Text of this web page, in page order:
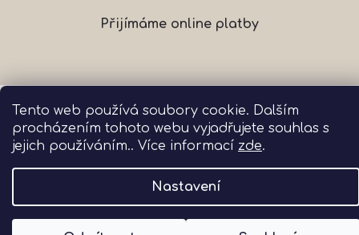
Tento web používá soubory cookie. Dalším
procházením tohoto webu vyjadřujete souhlas s
jejich používáním.. Více informací zde.
Nastavení
Přijímáme online platby
Vytvořil Shoptet |Dostmedia
Copyright 2026 The One Wellness s.r.o. . Všechna
práva vyhrazena.